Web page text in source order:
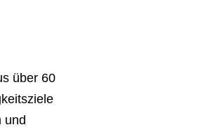
über 60
und